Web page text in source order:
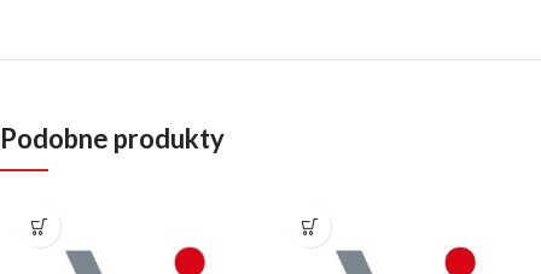
Podobne produkty